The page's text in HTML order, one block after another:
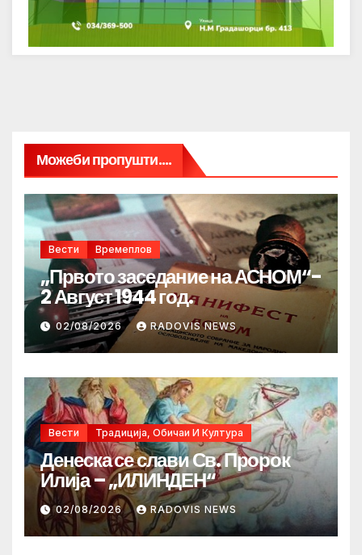
Можеби пропушти....
Вести Времеплов
„Првото заседание на АСНОМ“-
2 Август 1944 год.
02/08/2026 RADOVIS NEWS
Вести Традиција, Обичаи И Култура
Денеска се слави Св. Пророк
Илија – „ИЛИНДЕН“
02/08/2026 RADOVIS NEWS